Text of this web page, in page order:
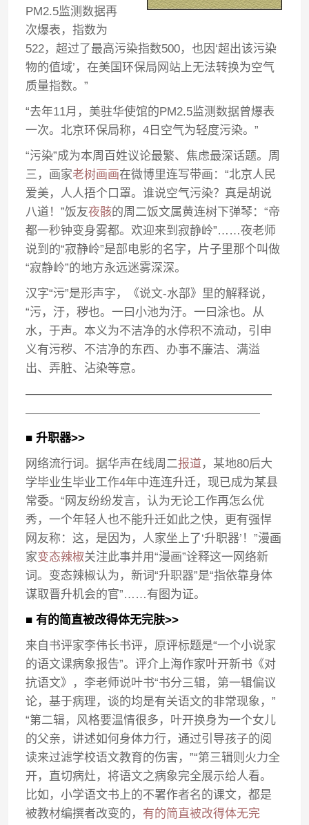
PM2.5监测数据再
次爆表，指数为
522，超过了最高污染指数500，也因‘超出该污染
物的值域’，在美国环保局网站上无法转换为空气
质量指数。”
“去年11月，美驻华使馆的PM2.5监测数据曾爆表
一次。北京环保局称，4日空气为轻度污染。”
“污染”成为本周百姓议论最繁、焦虑最深话题。周
三，画家老树画画在微博里连写带画：“北京人民
爱美，人人捂个口罩。谁说空气污染？真是胡说
八道！”饭友夜骸的周二饭文属黄连树下弹琴：“帝
都一秒钟变身雾都。欢迎来到寂静岭”……夜老师
说到的“寂静岭”是部电影的名字，片子里那个叫做
“寂静岭”的地方永远迷雾深深。
汉字“污”是形声字，《说文-水部》里的解释说，
“污，汙，秽也。一曰小池为汙。一曰涂也。从
水，于声。本义为不洁净的水停积不流动，引申
义有污秽、不洁净的东西、办事不廉洁、满溢
出、弄脏、沾染等意。
—————————————————————
————————————————————
■ 升职器>>
网络流行词。据华声在线周二报道 ，某地80后大
学毕业生毕业工作4年中连连升迁，现已成为某县
常委。“网友纷纷发言，认为无论工作再怎么优
秀，一个年轻人也不能升迁如此之快，更有强悍
网友称：这，是因为，人家坐上了‘升职器’！”漫画
家变态辣椒关注此事并用“漫画”诠释这一网络新
词。变态辣椒认为，新词“升职器”是“指依靠身体
谋取晋升机会的官”……有图为证。
■ 有的简直被改得体无完肤>>
来自书评家李伟长书评，原评标题是“一个小说家
的语文课病象报告”。评介上海作家叶开新书《对
抗语文》，李老师说叶书“书分三辑，第一辑偏议
论，基于病理，谈的均是有关语文的非常现象，”
“第二辑，风格要温情很多，叶开换身为一个女儿
的父亲，讲述如何身体力行，通过引导孩子的阅
读来过滤学校语文教育的伤害，”“第三辑则火力全
开，直切病灶，将语文之病象完全展示给人看。
比如，小学语文书上的不署作者名的课文，都是
被教材编撰者改变的， 有的简直被改得体无完